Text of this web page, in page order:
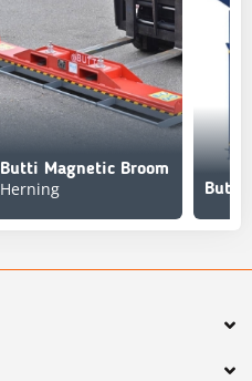
Butti Magnetic Broom
Herning